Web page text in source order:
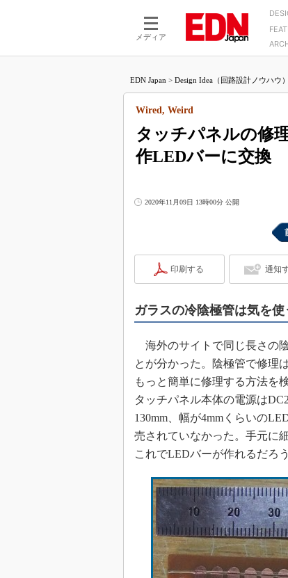
メディア
モーターLSI
つながるクルマ
エレクトロニクス入門
5G（EE Times Japan）
製品解剖（EE Times Japan）
マイクロプロセッ
たった2つの式で
バーターの設計
DC-DCコンバータ
Q&Aで学ぶマイコ
高速シリアル伝送
記録計／データロ
ズ編
座
Bluetooth mesh入
「SPICEの仕組み
計測器メーカーか
USB Type-Cの登
編】
IoT時代の無線規
編】
EDN Japan > Design Idea（回路設計ノウハウ）
タッチパネルの修
作LEDバーに交換
Wired, Weird
2020年11月09日 13時00分 公開
印刷する 通知
ガラスの冷陰極管は気を
海外のサイトで同じ長さの
とが分かった。陰極管で修理
もっと簡単に修理する方法を
タッチパネル本体の電源は
130mm、幅が4mmくらいの
売されていなかった。手元に
これでLEDバーが作れるだろ